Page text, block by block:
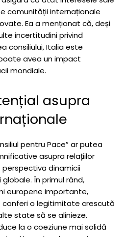
comunității internaționale
Ea a menționat că, deși
incertitudini privind
consiliului, Italia este
avea un impact
mondiale.
asupra
pentru Pace” ar putea
asupra relațiilor
dinamicii
În primul rând,
europene importante,
conferi o legitimitate crescută
state să se alinieze.
la o coeziune mai solidă